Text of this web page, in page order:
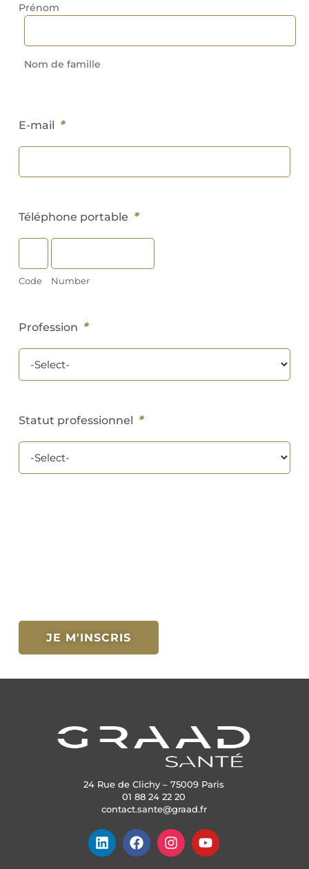
Prénom
Nom de famille
E-mail *
Téléphone portable *
Code Number
Profession *
Statut professionnel *
JE M'INSCRIS
24 Rue de Clichy – 75009 Paris
01 88 24 22 20
contact.sante@graad.fr